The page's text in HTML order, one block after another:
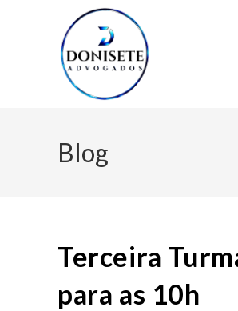
Blog
Terceira
para as 10h